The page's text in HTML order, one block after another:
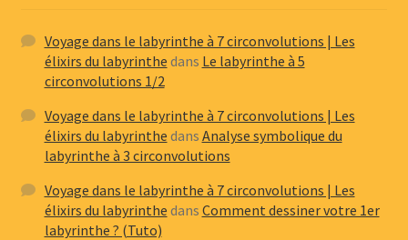
Voyage dans le labyrinthe à 7 circonvolutions | Les
élixirs du labyrinthe dans Le labyrinthe à 5
circonvolutions 1/2
Voyage dans le labyrinthe à 7 circonvolutions | Les
élixirs du labyrinthe dans Analyse symbolique du
labyrinthe à 3 circonvolutions
Voyage dans le labyrinthe à 7 circonvolutions | Les
élixirs du labyrinthe dans Comment dessiner votre 1er
labyrinthe ? (Tuto)